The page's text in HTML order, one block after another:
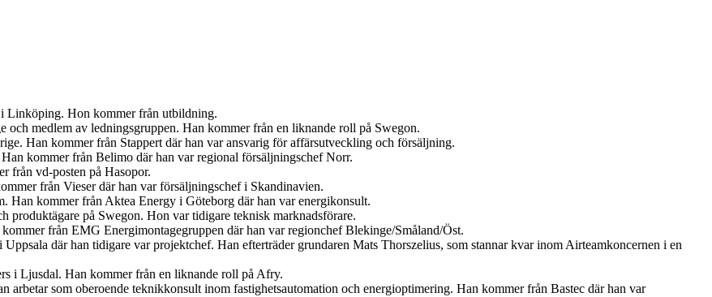
Linköping. Hon kommer från utbildning.
och medlem av ledningsgruppen. Han kommer från en liknande roll på Swegon.
Han kommer från Stappert där han var ansvarig för affärsutveckling och försäljning.
kommer från Belimo där han var regional försäljningschef Norr.
från vd-posten på Hasopor.
från Vieser där han var försäljningschef i Skandinavien.
Han kommer från Aktea Energy i Göteborg där han var energikonsult.
produktägare på Swegon. Hon var tidigare teknisk marknadsförare.
från EMG Energimontagegruppen där han var regionchef Blekinge/Småland/Öst.
där han tidigare var projektchef. Han efterträder grundaren Mats Thorszelius, som stannar kvar inom Airteamkoncernen i en
i Ljusdal. Han kommer från en liknande roll på Afry.
arbetar som oberoende teknikkonsult inom fastighetsautomation och energioptimering. Han kommer från Bastec där han var